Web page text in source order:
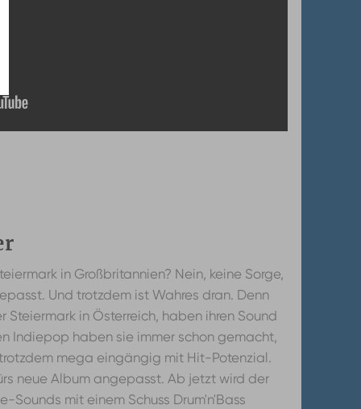
in Großbritannien? Nein, keine Sorge,
Und trotzdem ist Wahres dran. Denn
in Österreich, haben ihren Sound
Indiepop haben sie immer schon gemacht,
mega eingängig mit Hit-Potenzial.
neue Album angepasst. Ab jetzt wird der
Sounds mit einem Schuss Drum'n'Bass